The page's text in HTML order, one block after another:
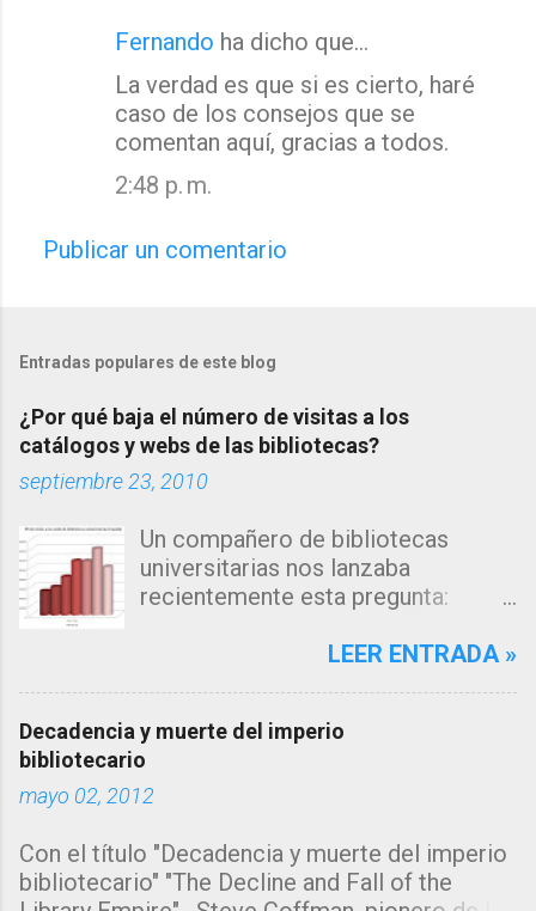
Fernando ha dicho que…
La verdad es que si es cierto, haré
caso de los consejos que se
comentan aquí, gracias a todos.
2:48 p. m.
Publicar un comentario
Entradas populares de este blog
¿Por qué baja el número de visitas a los
catálogos y webs de las bibliotecas?
septiembre 23, 2010
Un compañero de bibliotecas
universitarias nos lanzaba
recientemente esta pregunta:
en el número de consultas, tanto a
últimos años... me inclino a pensar
que la explicación estará en los
algoritmos de búsqueda de los
como google, que muestran
directamente la información sin
LEER ENTRADA »
Decadencia y muerte del imperio
bibliotecario
mayo 02, 2012
Con el título "Decadencia y muerte del imperio
bibliotecario" "The Decline and Fall of the